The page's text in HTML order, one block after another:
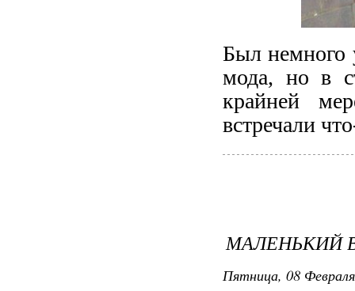
Был немного
мода, но в
крайней
встречали
МАЛЕНЬКИЙ
Пятница, 08